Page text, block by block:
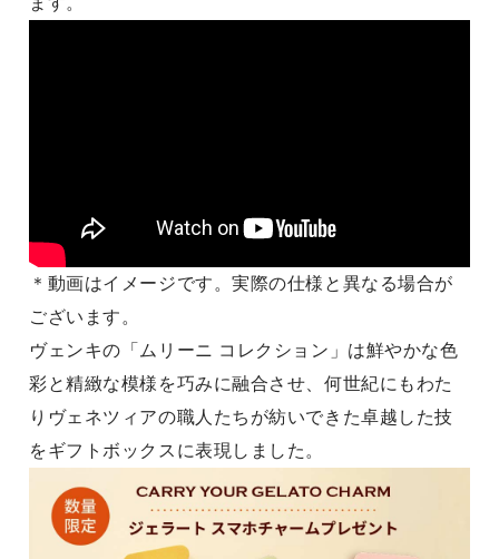
＊動画はイメージです。実際の仕様と異なる場合が
ございます。
ヴェンキの「ムリーニ コレクション」は鮮やかな色
彩と精緻な模様を巧みに融合させ、何世紀にもわた
りヴェネツィアの職人たちが紡いできた卓越した技
をギフトボックスに表現しました。